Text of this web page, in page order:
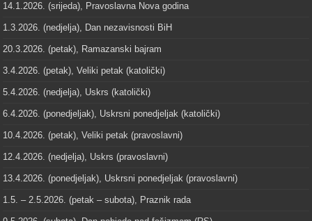
14.1.2026. (srijeda), Pravoslavna Nova godina
1.3.2026. (nedjelja), Dan nezavisnosti BiH
20.3.2026. (petak), Ramazanski bajram
3.4.2026. (petak), Veliki petak (katolički)
5.4.2026. (nedjelja), Uskrs (katolički)
6.4.2026. (ponedjeljak), Uskrsni ponedjeljak (katolički)
10.4.2026. (petak), Veliki petak (pravoslavni)
12.4.2026. (nedjelja), Uskrs (pravoslavni)
13.4.2026. (ponedjeljak), Uskrsni ponedjeljak (pravoslavni)
1.5. – 2.5.2026. (petak – subota), Praznik rada